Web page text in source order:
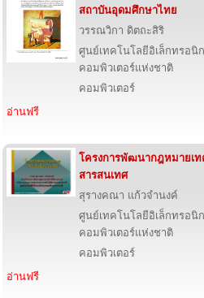
สถาบันอุดมศึกษาไทย
วรรณวิกา ดิตถะสิริ
ศูนย์เทคโนโลยีอิเล็กทรอนิ
คอมพิวเตอร์แห่งชาติ
คอมพิวเตอร์
อ่านฟรี
โครงการพัฒนากฎหมายเ
สารสนเทศ
สุรางคณา แก้วจำนงค์
ศูนย์เทคโนโลยีอิเล็กทรอนิ
คอมพิวเตอร์แห่งชาติ
คอมพิวเตอร์
อ่านฟรี